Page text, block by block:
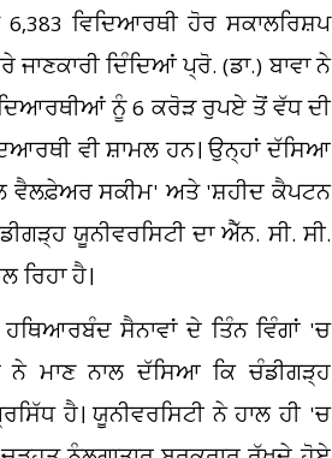
ਵਿਦਿਆਰਥੀ ਹੋਰ ਸਕਾਲਰਿਸ਼ਪ
ਦਿੰਦਿਆਂ ਪ੍ਰੋ. (ਡਾ.) ਬਾਵਾ ਨੇ
ਨੂੰ 6 ਕਰੋੜ ਰੁਪਏ ਤੋਂ ਵੱਧ ਦੀ
ਵੀ ਸ਼ਾਮਲ ਹਨ। ਉਨ੍ਹਾਂ ਦੱਸਿਆ
ਵੈਲਫ਼ੇਅਰ ਸਕੀਮ' ਅਤੇ 'ਸ਼ਹੀਦ ਕੈਪਟਨ
ਯੂਨੀਵਰਸਿਟੀ ਦਾ ਐੱਨ. ਸੀ. ਸੀ.
ਹੈ।
ਸੈਨਾਵਾਂ ਦੇ ਤਿੰਨ ਵਿੰਗਾਂ 'ਚ
ਨੇ ਮਾਣ ਨਾਲ ਦੱਸਿਆ ਕਿ ਚੰਡੀਗੜ੍ਹ
ਹੈ। ਯੂਨੀਵਰਸਿਟੀ ਨੇ ਹਾਲ ਹੀ 'ਚ